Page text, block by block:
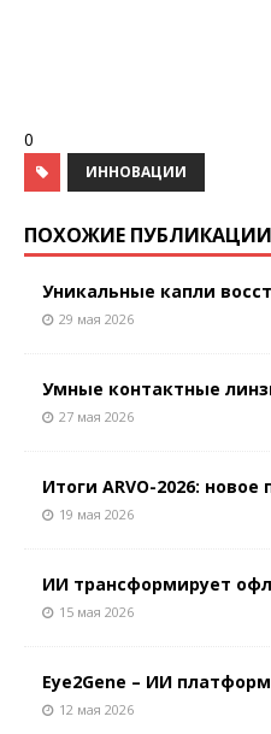
0
ИННОВАЦИИ
ПОХОЖИЕ ПУБЛИКАЦИИ
Уникальные капли
29 мая 2026
Умные контактные
27 мая 2026
Итоги ARVO-2026:
19 мая 2026
ИИ трансформирует
15 мая 2026
Eye2Gene – ИИ
12 мая 2026